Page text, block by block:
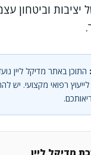
יציבות וביטחון
התוכן באתר מדיקל ליין
לייעוץ רפואי מקצועי. יש